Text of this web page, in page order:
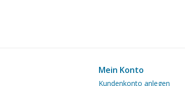
Mein Konto
Kundenkonto anlegen